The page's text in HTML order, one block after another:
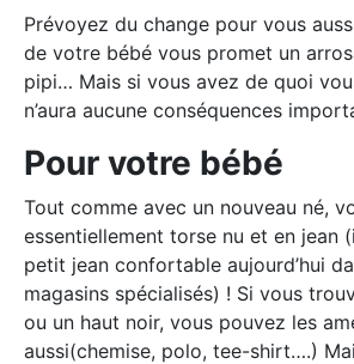
Prévoyez du change pour vous
de votre bébé vous promet un
pipi… Mais si vous avez de quoi
n’aura aucune conséquences
Pour votre bébé
Tout comme avec un nouveau né,
essentiellement torse nu et en jean
petit jean confortable aujourd’hui
magasins spécialisés) ! Si vous
ou un haut noir, vous pouvez les
aussi(chemise, polo, tee-shirt….)